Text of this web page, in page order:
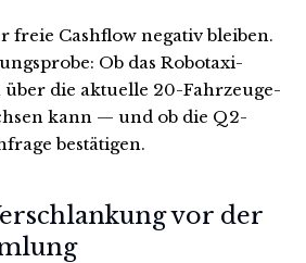
freie Cashflow negativ bleiben.
Ob das Robotaxi-
die aktuelle 20-Fahrzeuge-
kann — und ob die Q2-
bestätigen.
vor der